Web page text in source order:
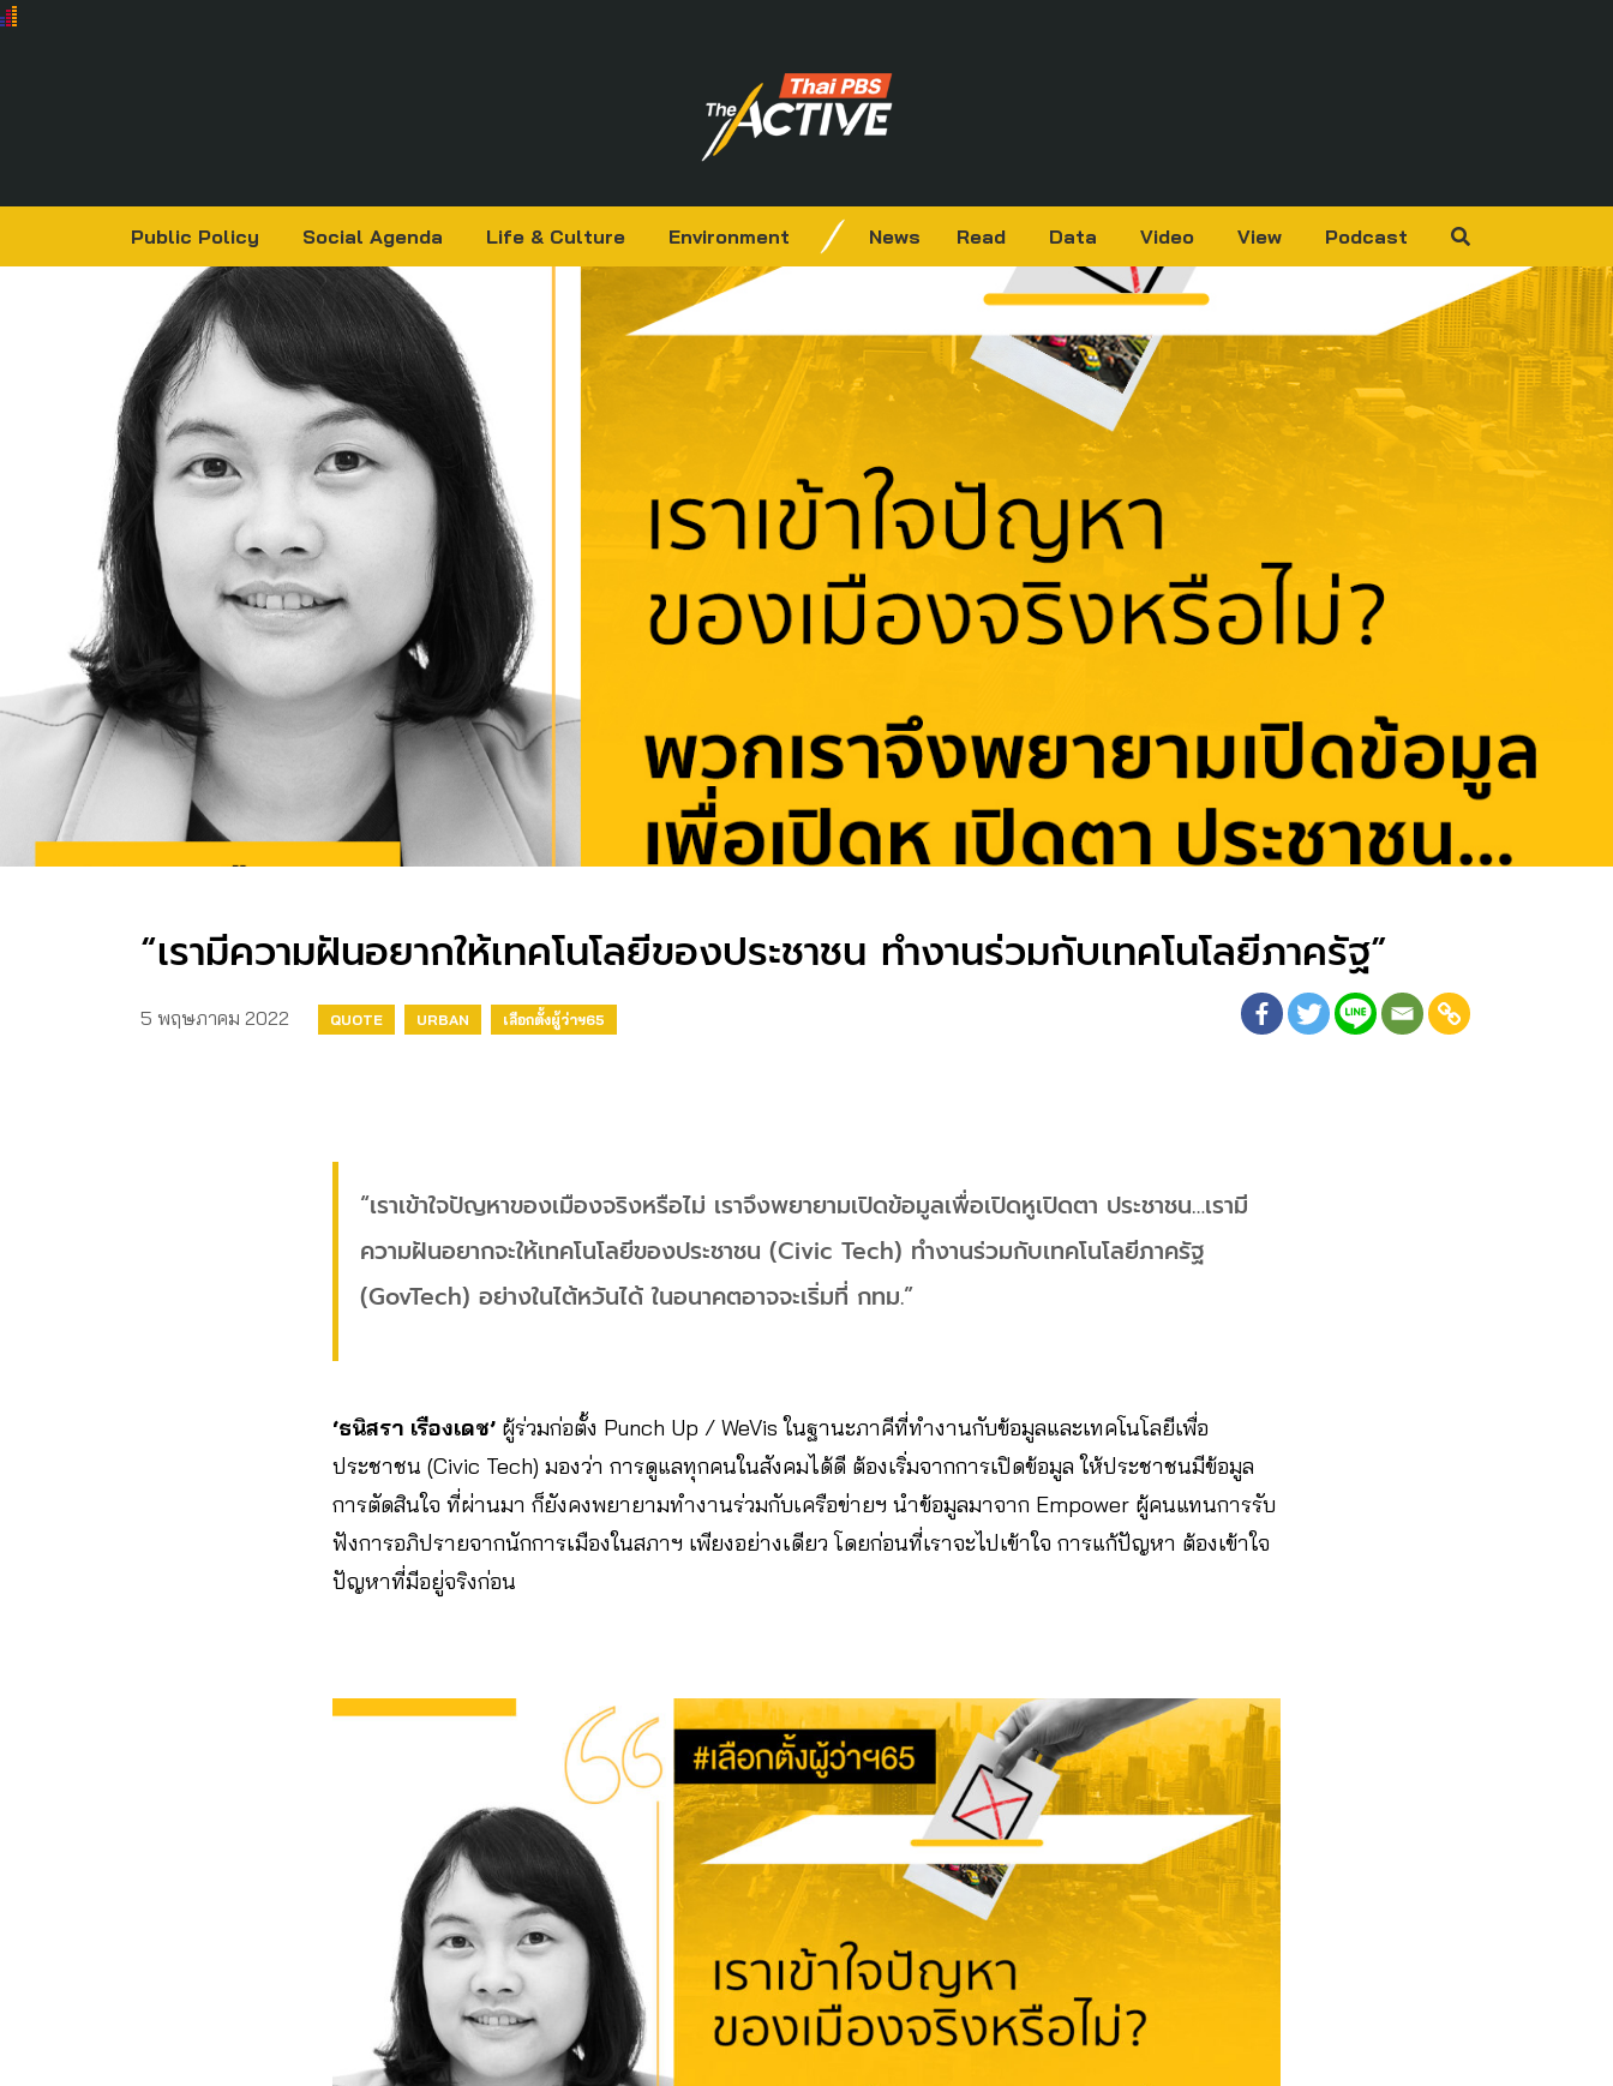
Public Policy Social Agenda Life & Culture Environment News Read Data Video View Podcast
“เรามีความฝันอยากให้เทคโนโลยีของประชาชน ทำงานร่วมกับเทคโนโลยีภาครัฐ”
5 พฤษภาคม 2022 QUOTE URBAN เลือกตั้งผู้ว่าฯ65
“เราเข้าใจปัญหาของเมืองจริงหรือไม่ เราจึงพยายามเปิดข้อมูลเพื่อเปิดหูเปิดตา ประชาชน…เรามี
ความฝันอยากจะให้เทคโนโลยีของประชาชน (Civic Tech) ทำงานร่วมกับเทคโนโลยีภาครัฐ
(GovTech) อย่างในไต้หวันได้ ในอนาคตอาจจะเริ่มที่ กทม.”
‘ธนิสรา เรืองเดช’ ผู้ร่วมก่อตั้ง Punch Up / WeVis ในฐานะภาคีที่ทำงานกับข้อมูลและเทคโนโลยีเพื่อ
ประชาชน (Civic Tech) มองว่า การดูแลทุกคนในสังคมได้ดี ต้องเริ่มจากการเปิดข้อมูล ให้ประชาชนมีข้อมูล
การตัดสินใจ ที่ผ่านมา ก็ยังคงพยายามทำงานร่วมกับเครือข่ายฯ นำข้อมูลมาจาก Empower ผู้คนแทนการรับ
ฟังการอภิปรายจากนักการเมืองในสภาฯ เพียงอย่างเดียว โดยก่อนที่เราจะไปเข้าใจ การแก้ปัญหา ต้องเข้าใจ
ปัญหาที่มีอยู่จริงก่อน